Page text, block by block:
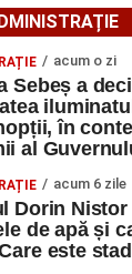
literar
și o seară
spectacol
se
acum o zi
Sebeș a
în
al
acum 6 zile
Dorin
de apă și
este